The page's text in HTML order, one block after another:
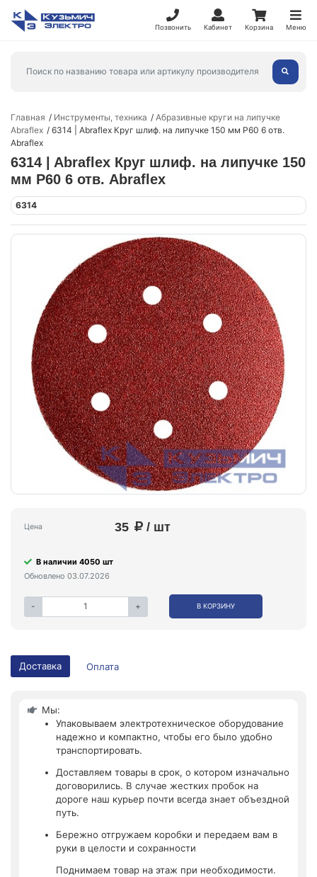
Позвонить Кабинет Корзина Меню
Главная Инструменты, техника
Абразивные круги на липучке
Abraflex
6314 | Abraflex Круг шлиф. на липучке 150 мм P60 6 отв.
Abraflex
6314 | Abraflex Круг шлиф. на липучке 150
мм P60 6 отв. Abraflex
6314
Цена 35 / шт
В наличии 4050 шт
Обновлено 03.07.2026
- + В КОРЗИНУ
Доставка Оплата
Мы:
Упаковываем электротехническое оборудование
надежно и компактно, чтобы его было удобно
транспортировать.
Доставляем товары в срок, о котором изначально
договорились. В случае жестких пробок на
дороге наш курьер почти всегда знает объездной
путь.
Бережно отгружаем коробки и передаем вам в
руки в целости и сохранности
Поднимаем товар на этаж при необходимости.